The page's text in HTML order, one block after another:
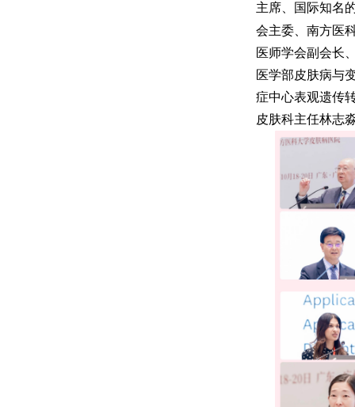
主席、国际知名
会主委、南方医
医师学会副会长
医学部皮肤病与
症中心表观遗传
皮肤科主任林志